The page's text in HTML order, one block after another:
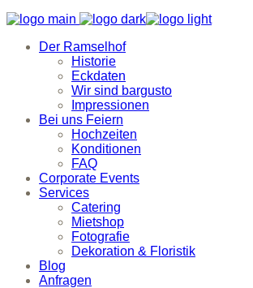
Der Ramselhof
Historie
Eckdaten
Wir sind bargusto
Impressionen
Bei uns Feiern
Hochzeiten
Konditionen
FAQ
Corporate Events
Services
Catering
Mietshop
Fotografie
Dekoration & Floristik
Blog
Anfragen